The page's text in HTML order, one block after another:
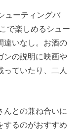
ューティングバ
で楽しめるシュー
違いなし。お酒の
ンの説明に映画や
ていたり、二人
んとの兼ね合いに
するのがおすすめ